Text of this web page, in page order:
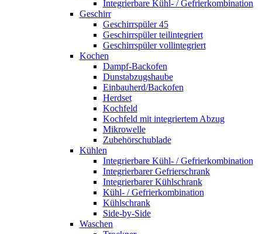
Integrierbare Kühl- / Gefrierkombination
Geschirr
Geschirrspüler 45
Geschirrspüler teilintegriert
Geschirrspüler vollintegriert
Kochen
Dampf-Backofen
Dunstabzugshaube
Einbauherd/Backofen
Herdset
Kochfeld
Kochfeld mit integriertem Abzug
Mikrowelle
Zubehörschublade
Kühlen
Integrierbare Kühl- / Gefrierkombination
Integrierbarer Gefrierschrank
Integrierbarer Kühlschrank
Kühl- / Gefrierkombination
Kühlschrank
Side-by-Side
Waschen